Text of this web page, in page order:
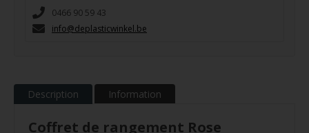
0466 90 59 43
info@deplasticwinkel.be
Description Information
Coffret de rangement Rose